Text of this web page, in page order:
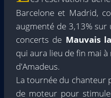
Barcelone et Madrid,
augmenté de 3,13% sur
concerts de Mauvais
qui aura lieu de fin mai
d'Amadeus.
La tournée du
de moteur pour